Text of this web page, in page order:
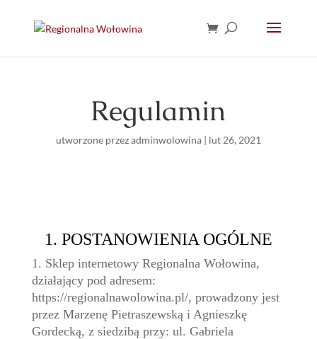
Regulamin
utworzone przezadminwolowina| lut 26, 2021
1. POSTANOWIENIA OGÓLNE
1. Sklep internetowy Regionalna Wołowina,
działający pod adresem:
https://regionalnawolowina.pl/, prowadzony jest
przez Marzenę Pietraszewską i Agnieszkę
Gordecką, z siedzibą przy: ul. Gabriela